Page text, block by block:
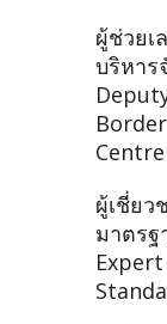
ผู้ช่วยเ
บริหา
Centre
ผู้เชี่ย
มาตร